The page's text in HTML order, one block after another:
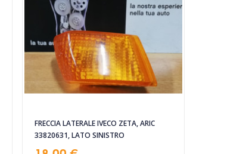
FRECCIA LATERALE IVECO ZETA, ARIC
33820631, LATO SINISTRO